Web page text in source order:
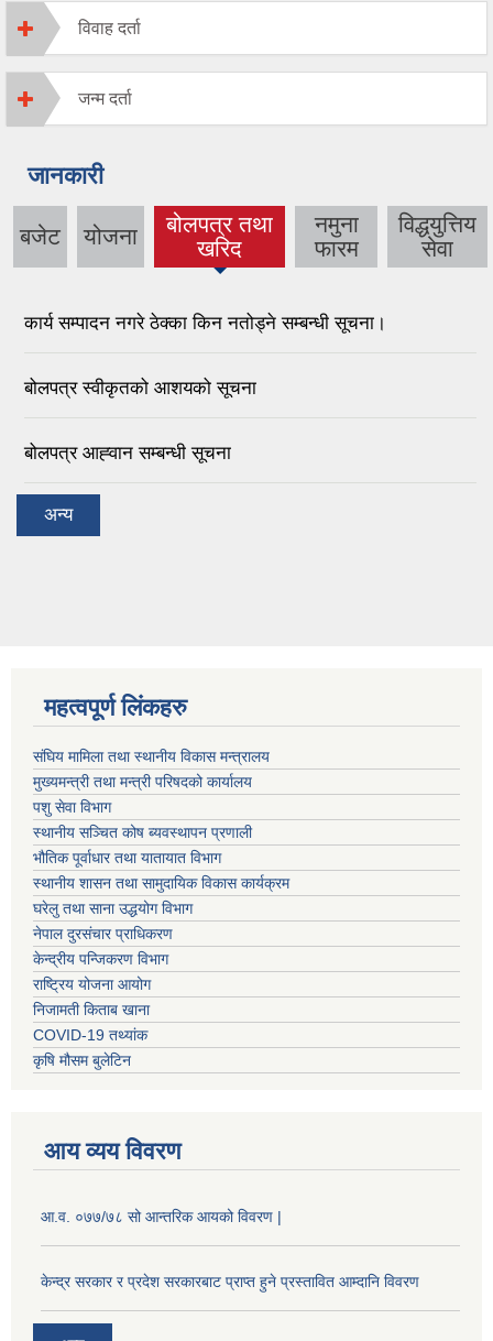
विवाह दर्ता
जन्म दर्ता
जानकारी
बजेट योजना
बोलपत्र तथा
खरिद
(active tab)
नमुना
फारम
विद्धयुत्तिय
सेवा
कार्य सम्पादन नगरे ठेक्का किन नतोड्ने सम्बन्धी सूचना।
बोलपत्र स्वीकृतको आशयको सूचना
बोलपत्र आह्‍वान सम्बन्धी सूचना
अन्य
महत्वपूर्ण लिंकहरु
संघिय मामिला तथा स्थानीय विकास मन्त्रालय
मुख्यमन्त्री तथा मन्त्री परिषदको कार्यालय
पशु सेवा विभाग
स्थानीय सञ्चित कोष ब्यवस्थापन प्रणाली
भौतिक पूर्वाधार तथा यातायात विभाग
स्थानीय शासन तथा सामुदायिक विकास कार्यक्रम
घरेलु तथा साना उद्धयोग विभाग
नेपाल दुरसंचार प्राधिकरण
केन्द्रीय पन्जिकरण विभाग
राष्ट्रिय योजना आयोग
निजामती किताब खाना
COVID-19 तथ्यांक
कृषि मौसम बुलेटिन
आय व्यय विवरण
आ.व. ०७७/७८ सो आन्तरिक आयको विवरण |
केन्द्र सरकार र प्रदेश सरकारबाट प्राप्त हुने प्रस्तावित आम्दानि विवरण